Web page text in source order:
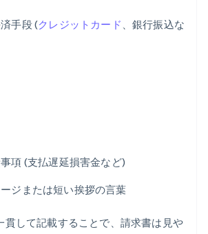
手段 (クレジットカード 、銀行振込な
項 (支払遅延損害金など)
ジまたは短い挨拶の言葉
貫して記載することで、請求書は見や